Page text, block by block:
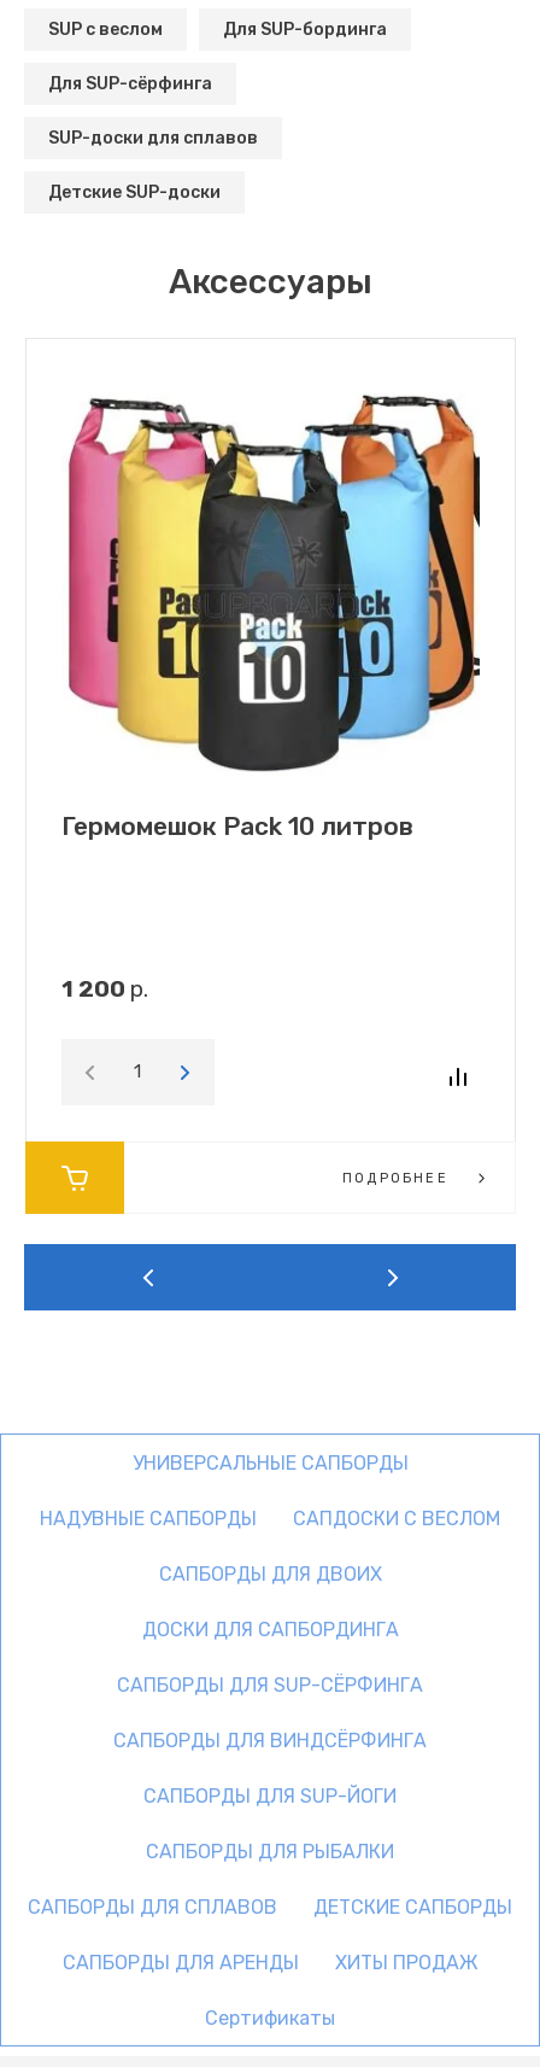
SUP с веслом Для SUP-бординга
Для SUP-сёрфинга
SUP-доски для сплавов
Детские SUP-доски
Аксессуары
Гермомешок Pack 10 литров
1 200 р.
ПОДРОБНЕЕ
УНИВЕРСАЛЬНЫЕ САПБОРДЫ
НАДУВНЫЕ САПБОРДЫ САПДОСКИ С ВЕСЛОМ
САПБОРДЫ ДЛЯ ДВОИХ
ДОСКИ ДЛЯ САПБОРДИНГА
САПБОРДЫ ДЛЯ SUP-СЁРФИНГА
САПБОРДЫ ДЛЯ ВИНДСЁРФИНГА
САПБОРДЫ ДЛЯ SUP-ЙОГИ
САПБОРДЫ ДЛЯ РЫБАЛКИ
САПБОРДЫ ДЛЯ СПЛАВОВ ДЕТСКИЕ САПБОРДЫ
САПБОРДЫ ДЛЯ АРЕНДЫ ХИТЫ ПРОДАЖ
Сертификаты